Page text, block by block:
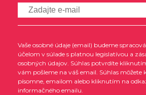
Vaše osobné údaje (email) budeme
účelom v súlade s platnou legislatívou a
osobných údajov. Súhlas potvrdíte
vám pošleme na váš email. Súhlas môžete
písomne, emailom alebo kliknutím na
informačného emailu.